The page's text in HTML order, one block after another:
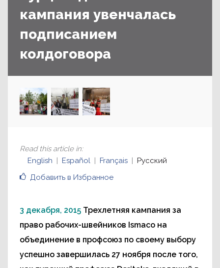
кампания увенчалась
подписанием
колдоговора
Добавить в Избранное
Read this article in:
English
Español Français Русский
3 декабря, 2015 Трехлетняя кампания за
право рабочих-швейников Ismaco на
объединение в профсоюз по своему выбору
успешно завершилась 27 ноября после того,